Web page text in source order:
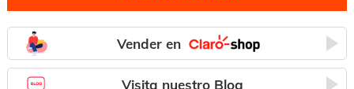
Vender en
Visita nuestro Blog